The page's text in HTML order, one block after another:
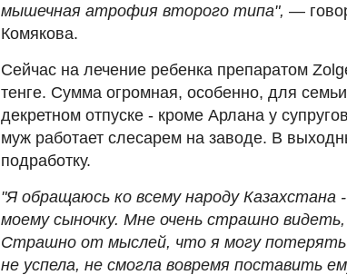
мышечная атрофия второго типа", —
Комякова.
Сейчас на лечение ребенка препаратом
тенге. Сумма огромная, особенно, для
декретном отпуске - кроме Арлана у
муж работает слесарем на заводе. В
подработку.
"Я обращаюсь ко всему народу Казахстана
моему сыночку. Мне очень страшно
Страшно от мыслей, что я могу
не успела, не смогла вовремя поставить